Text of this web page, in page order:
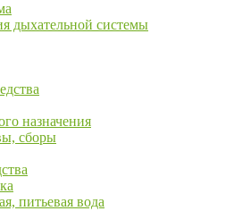
дыхательной системы
назначения
сборы
питьевая вода